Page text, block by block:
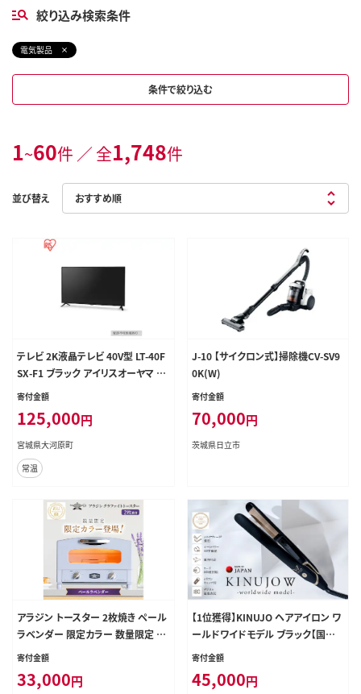
絞り込み検索条件
電気製品
条件で絞り込む
1~60件 ／ 全1,748件
並び替え
テレビ 2K液晶テレビ 40V型 LT-40F
SX-F1 ブラック アイリスオーヤマ 液
晶テレビ 40型 ハイビジョン Wチュ
セカンドテレビ 子ども部屋 寝室 シ
ンプル tv 40v型
寄付金額
125,000円
宮城県大河原町
常温
J-10 【サイクロン式】掃除機CV-SV9
0K(W)
寄付金額
70,000円
茨城県日立市
アラジン トースター 2枚焼き ペール
ラベンダー 限定カラー 数量限定 グ
ラファイト おしゃれ インテリア キッ
キッチン家電 時短 お手入れ簡単 AE
寄付金額
33,000円
【1位獲得】KINUJO ヘアアイロン ワ
ールドワイドモデル ブラック【国内
製造 絹女 日本製 取扱説明書付き 1
ジョ ギフト プレゼント 新生活 一人
寄付金額
45,000円